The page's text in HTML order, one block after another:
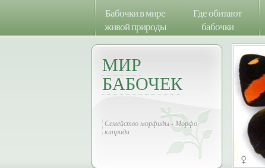
Бабочки в мире
живой природы
Где обитают
бабочки
МИР
БАБОЧЕК
Семейство морфиды - Морфо
киприда